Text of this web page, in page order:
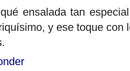
ensalada tan
y ese toque con